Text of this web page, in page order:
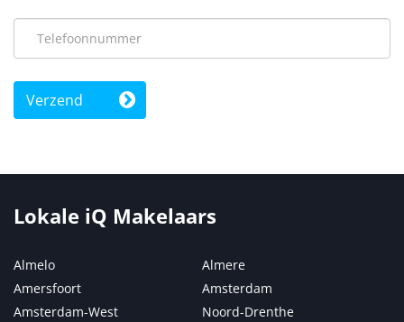
Verzend
Lokale iQ Makelaars
Almelo
Almere
Amersfoort
Amsterdam
Amsterdam-West
Noord-Drenthe